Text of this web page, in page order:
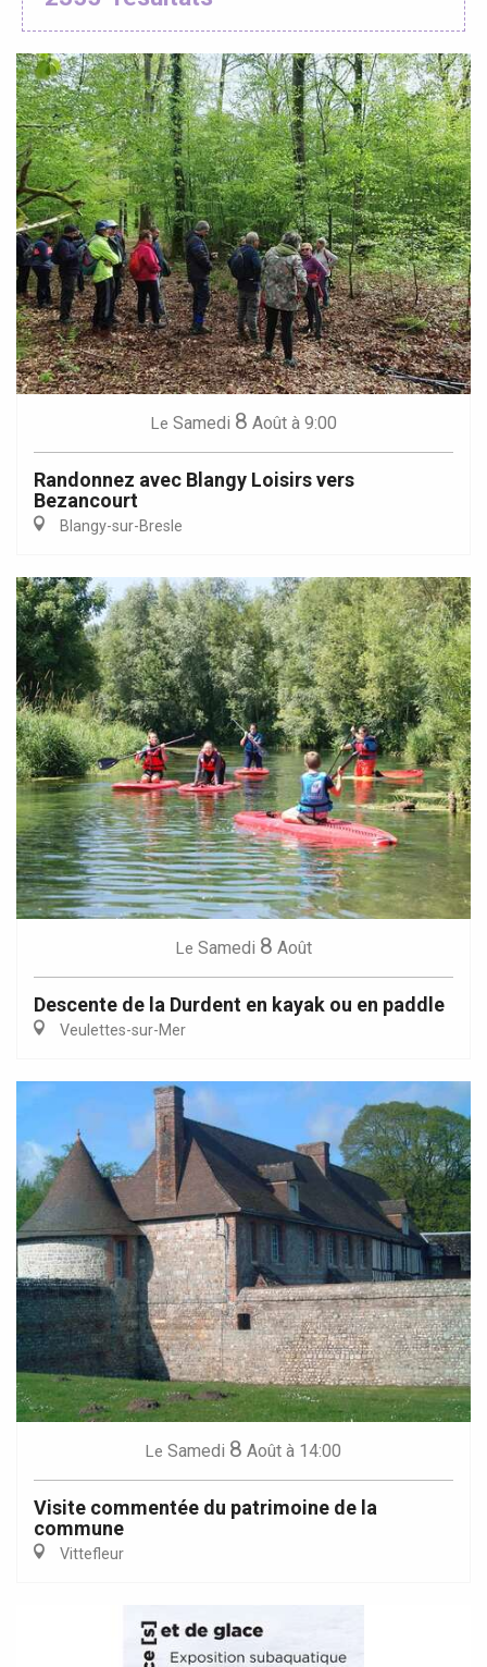
Le Samedi 8 Août à 9:00
Randonnez avec Blangy Loisirs vers
Bezancourt
Blangy-sur-Bresle
Le Samedi 8 Août
Descente de la Durdent en kayak ou en paddle
Veulettes-sur-Mer
Le Samedi 8 Août à 14:00
Visite commentée du patrimoine de la
commune
Vittefleur